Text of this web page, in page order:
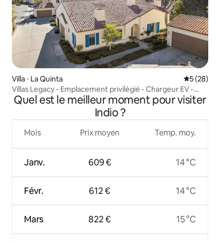
Villa ⋅ La Quinta
5 (28)
Villas Legacy - Emplacement privilégié - Chargeur EV -
Voiturette de golf
Quel est le meilleur moment pour visiter
Indio ?
Mois
Janv.
Févr.
Mars
Prix moyen
609 €
612 €
822 €
Temp. moy.
14 °C
14 °C
15 °C